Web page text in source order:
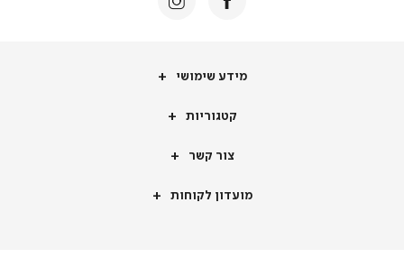
מידע שימושי
קטגוריות
צור קשר
מועדון לקוחות